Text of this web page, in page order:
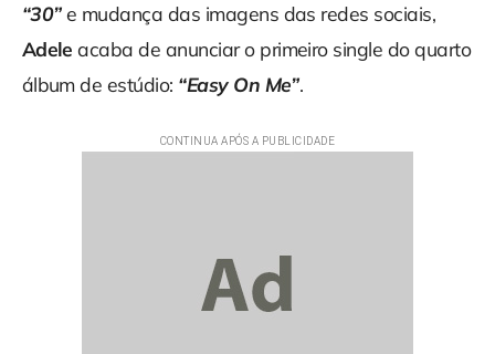
“30”e mudança das imagens das redes sociais,
Adeleacaba de anunciar o primeiro single do quarto
álbum de estúdio: “Easy On Me”.